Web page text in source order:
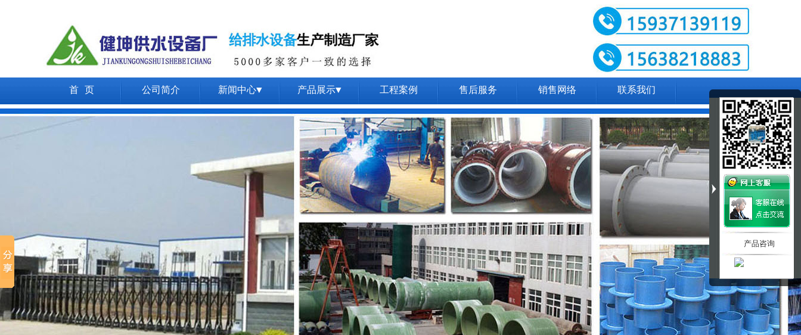
首 页 公司简介 新闻中心▼ 产品展示▼ 工程案例 售后服务 销售网络 联系我们
产品咨询